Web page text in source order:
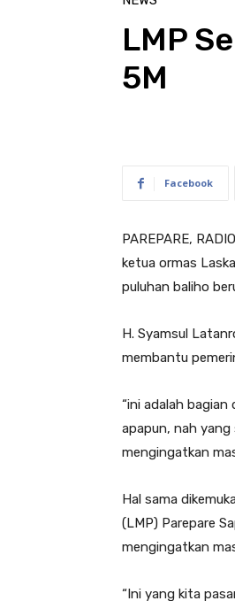
LMP
5M
Facebook
PAREPARE,
ketua ormas
puluhan baliho
H. Syamsul
membantu
“ini adalah
apapun, nah
mengingatkan
Hal sama
(LMP) Parepare
mengingatkan
“Ini yang kita